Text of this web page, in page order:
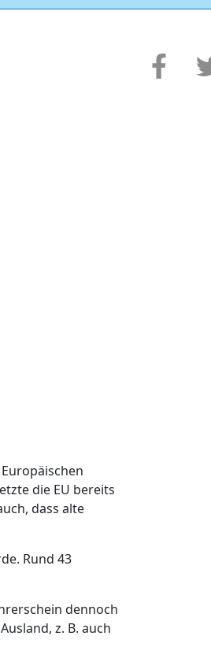
die EU bereits
dass alte
Rund 43
dennoch
z. B. auch